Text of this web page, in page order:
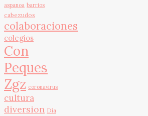
aspanoa barrios
cabezudos
colaboraciones
colegios
Con
Peques
Zgz coronavirus
cultura
diversion Día